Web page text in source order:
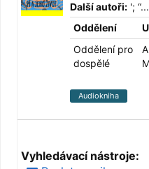
Další autoři: '; “...
Oddělení
Oddělení pro
dospělé
Audiokniha
Vyhledávací nástroje: